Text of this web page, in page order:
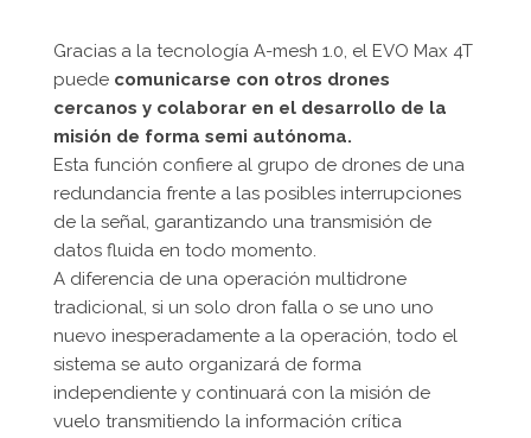
Gracias a la tecnología A-mesh 1.0, el EVO Max 4T
puede comunicarse con otros drones
cercanos y colaborar en el desarrollo de la
misión de forma semi autónoma.
Esta función confiere al grupo de drones de una
redundancia frente a las posibles interrupciones
de la señal, garantizando una transmisión de
datos fluida en todo momento.
A diferencia de una operación multidrone
tradicional, si un solo dron falla o se uno uno
nuevo inesperadamente a la operación, todo el
sistema se auto organizará de forma
independiente y continuará con la misión de
vuelo transmitiendo la información crítica